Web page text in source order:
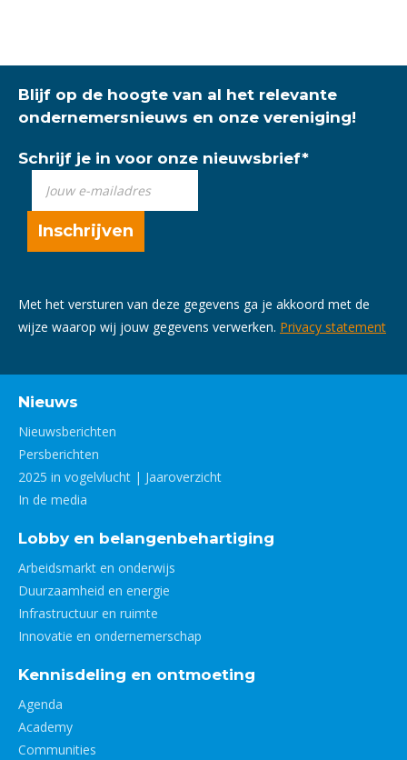
Blijf op de hoogte van al het relevante
ondernemersnieuws en onze vereniging!
Schrijf je in voor onze nieuwsbrief*
Met het versturen van deze gegevens ga je akkoord met de
wijze waarop wij jouw gegevens verwerken. Privacy statement
Nieuws
Nieuwsberichten
Persberichten
2025 in vogelvlucht | Jaaroverzicht
In de media
Lobby en belangenbehartiging
Arbeidsmarkt en onderwijs
Duurzaamheid en energie
Infrastructuur en ruimte
Innovatie en ondernemerschap
Kennisdeling en ontmoeting
Agenda
Academy
Communities